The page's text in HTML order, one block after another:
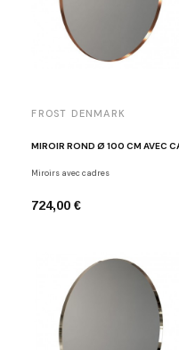
FROST DENMARK
Miroirs avec cadres
724,00 €